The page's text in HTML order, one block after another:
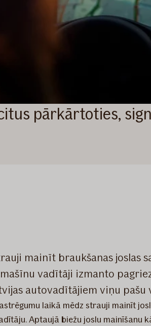
pārkārtoties,
mainīt braukšanas joslas
vadītāji izmanto
autovadītājiem viņu pašu
laikā mēdz strauji mainīt
Aptaujā biežu joslu mainīšanu